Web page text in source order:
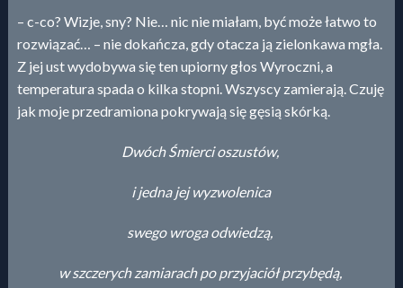
– c-co? Wizje, sny? Nie… nic nie miałam, być może łatwo to
rozwiązać… – nie dokańcza, gdy otacza ją zielonkawa mgła.
Z jej ust wydobywa się ten upiorny głos Wyroczni, a
temperatura spada o kilka stopni. Wszyscy zamierają. Czuję
jak moje przedramiona pokrywają się gęsią skórką.
Dwóch Śmierci oszustów,
i jedna jej wyzwolenica
swego wroga odwiedzą,
w szczerych zamiarach po przyjaciół przybędą,